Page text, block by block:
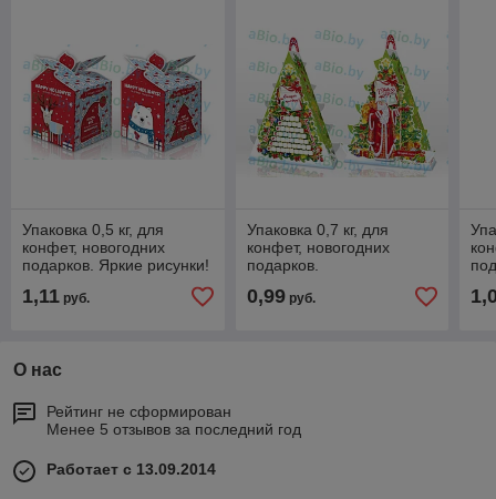
Упаковка 0,5 кг, для
конфет, новогодних
подарков. Яркие рисунки!
картон!!!
1,11 руб.
Упаковка 0,7 кг, для
конфет, новогодних
подарков.
картон, яркая печать!
0,99руб.
О нас
Рейтинг не сформирован
Менее 5 отзывов за последний год
Работает с 13.09.2014